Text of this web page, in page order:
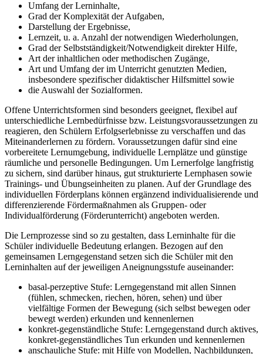
Umfang der Lerninhalte,
Grad der Komplexität der Aufgaben,
Darstellung der Ergebnisse,
Lernzeit, u. a. Anzahl der notwendigen Wiederholungen,
Grad der Selbstständigkeit/Notwendigkeit direkter Hilfe,
Art der inhaltlichen oder methodischen Zugänge,
Art und Umfang der im Unterricht genutzten Medien,
insbesondere spezifischer didaktischer Hilfsmittel sowie
die Auswahl der Sozialformen.
Offene Unterrichtsformen sind besonders geeignet, flexibel auf
unterschiedliche Lernbedürfnisse bzw. Leistungsvoraussetzungen zu
reagieren, den Schülern Erfolgserlebnisse zu verschaffen und das
Miteinanderlernen zu fördern. Voraussetzungen dafür sind eine
vorbereitete Lernumgebung, individuelle Lernplätze und günstige
räumliche und personelle Bedingungen. Um Lernerfolge langfristig
zu sichern, sind darüber hinaus, gut strukturierte Lernphasen sowie
Trainings- und Übungseinheiten zu planen. Auf der Grundlage des
individuellen Förderplans können ergänzend individualisierende und
differenzierende Fördermaßnahmen als Gruppen- oder
Individualförderung (Förderunterricht) angeboten werden.
Die Lernprozesse sind so zu gestalten, dass Lerninhalte für die
Schüler individuelle Bedeutung erlangen. Bezogen auf den
gemeinsamen Lerngegenstand setzen sich die Schüler mit den
Lerninhalten auf der jeweiligen Aneignungsstufe auseinander:
basal-perzeptive Stufe: Lerngegenstand mit allen Sinnen
(fühlen, schmecken, riechen, hören, sehen) und über
vielfältige Formen der Bewegung (sich selbst bewegen oder
bewegt werden) erkunden und kennenlernen
konkret-gegenständliche Stufe: Lerngegenstand durch aktives,
konkret-gegenständliches Tun erkunden und kennenlernen
anschauliche Stufe: mit Hilfe von Modellen, Nachbildungen,